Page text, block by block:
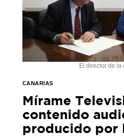
El director de la
CANARIAS
Mírame
contenido
producido por